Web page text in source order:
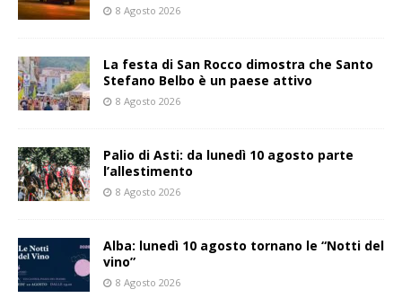
8 Agosto 2026
La festa di San Rocco dimostra che Santo
Stefano Belbo è un paese attivo
8 Agosto 2026
Palio di Asti: da lunedì 10 agosto parte
l’allestimento
8 Agosto 2026
Alba: lunedì 10 agosto tornano le “Notti del
vino”
8 Agosto 2026